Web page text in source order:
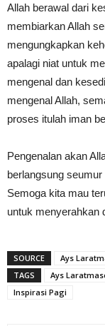
Allah berawal dari
membiarkan Allah
mengungkapkan
apalagi niat untuk
mengenal dan
mengenal Allah,
proses itulah iman
Pengenalan akan
berlangsung
Semoga kita mau
untuk menyerahkan
SOURCE
Ays
TAGS
Ays
Inspirasi Pagi